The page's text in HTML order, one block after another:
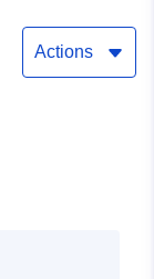
Actions